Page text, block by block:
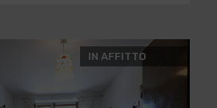
IN AFFITTO